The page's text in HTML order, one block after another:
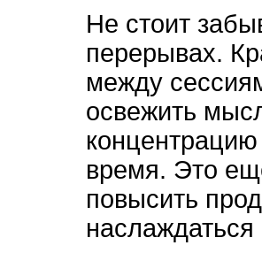
Не стоит
перерывах.
между
освежить
время. Это
повысить